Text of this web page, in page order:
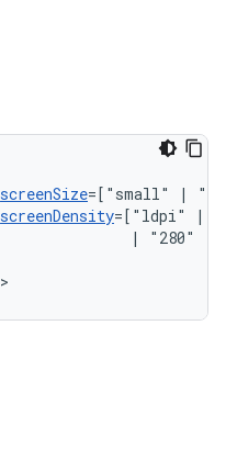
screenSize=["small" |
screenDensity=["ldpi" |
|
"280"